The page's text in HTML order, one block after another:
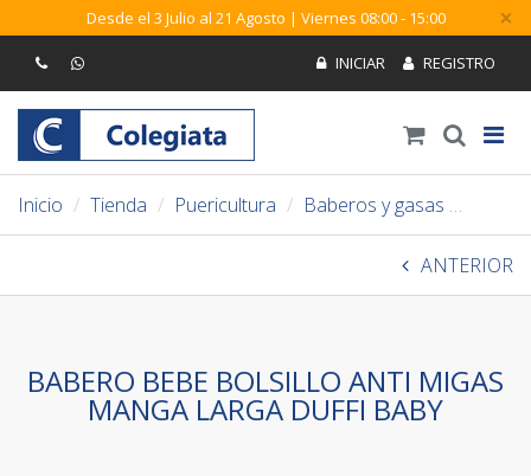
Desde el 3 Julio al 21 Agosto | Viernes 08:00 - 15:00 ×
Inicio Tienda Puericultura Baberos y gasas
ANTERIOR
BABERO BEBE BOLSILLO ANTI MIGAS
MANGA LARGA DUFFI BABY